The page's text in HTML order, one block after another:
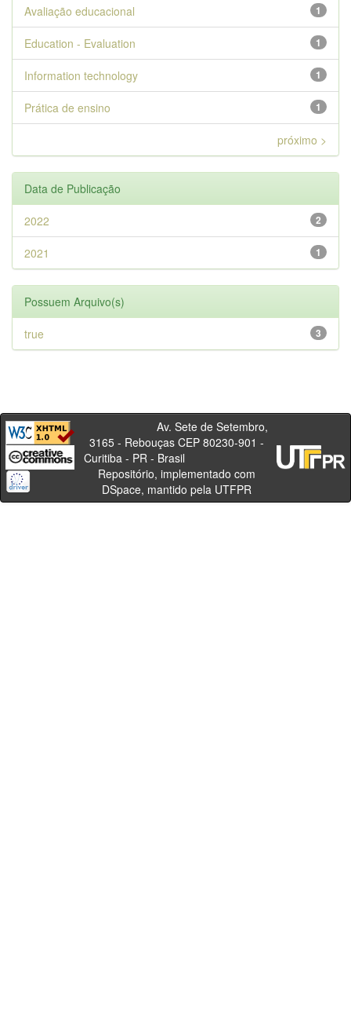
1
Avaliação educacional
1
Education - Evaluation
1
Information technology
1
Prática de ensino
próximo >
Data de Publicação
2
2022
1
2021
Possuem Arquivo(s)
3
true
Av. Sete de Setembro,
3165 - Rebouças CEP 80230-901 -
Curitiba - PR - Brasil
Repositório, implementado com
DSpace, mantido pela UTFPR